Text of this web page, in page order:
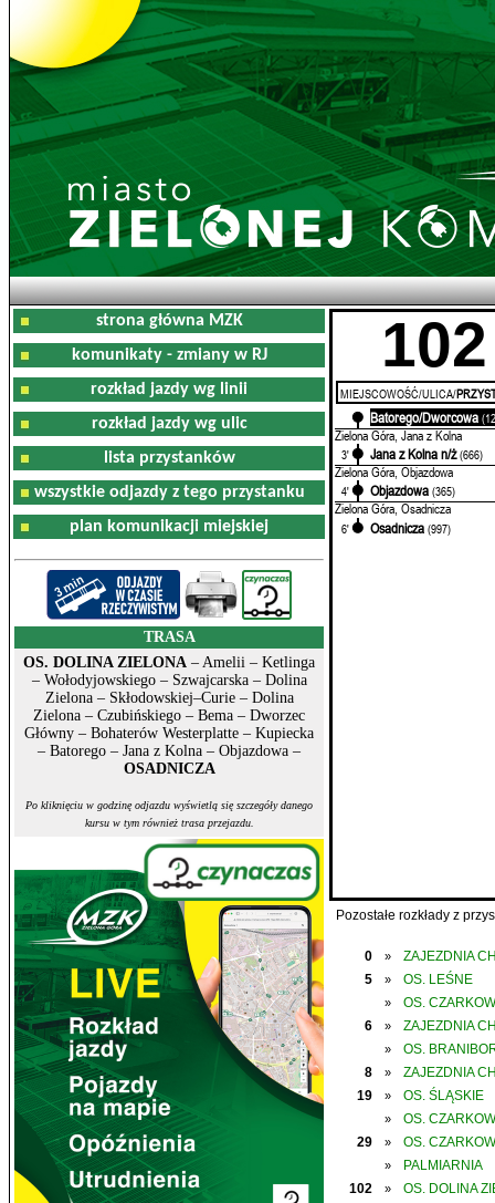
strona główna MZK
komunikaty - zmiany w RJ
rozkład jazdy wg linii
rozkład jazdy wg ulic
lista przystanków
wszystkie odjazdy z tego przystanku
plan komunikacji miejskiej
TRASA
OS. DOLINA ZIELONA – Amelii – Ketlinga
– Wołodyjowskiego – Szwajcarska – Dolina
Zielona – Skłodowskiej–Curie – Dolina
Zielona – Czubińskiego – Bema – Dworzec
Główny – Bohaterów Westerplatte – Kupiecka
– Batorego – Jana z Kolna – Objazdowa –
OSADNICZA
Po kliknięciu w godzinę odjazdu wyświetlą się szczegóły danego
kursu w tym również trasa przejazdu.
102
MIEJSCOWOŚĆ/ULICA/
Batorego/Dworcowa
Zielona Góra, Jana z Kolna
3' Jana z Kolna n/ż (666)
Zielona Góra, Objazdowa
4' Objazdowa (365)
Zielona Góra, Osadnicza
6' Osadnicza (997)
Pozostałe rozkłady z
0 »
ZAJEZDNIA
5
» OS. LEŚNE
»
OS.
6
» ZAJEZDNIA
»
OS.
8
»
ZAJEZDNIA
19
» OS. ŚLĄSKIE
»
OS.
29
» OS.
»
PALMIARNIA
102
» OS. DOLINA